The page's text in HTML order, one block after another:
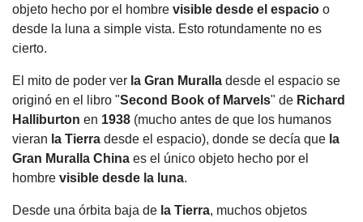
objeto hecho por el hombre visible desde el espacio o
desde la luna a simple vista. Esto rotundamente no es
cierto.
El mito de poder ver la Gran Muralla desde el espacio se
originó en el libro "Second Book of Marvels" de Richard
Halliburton en 1938 (mucho antes de que los humanos
vieran la Tierra desde el espacio), donde se decía que la
Gran Muralla China es el único objeto hecho por el
hombre visible desde la luna.
Desde una órbita baja de la Tierra, muchos objetos